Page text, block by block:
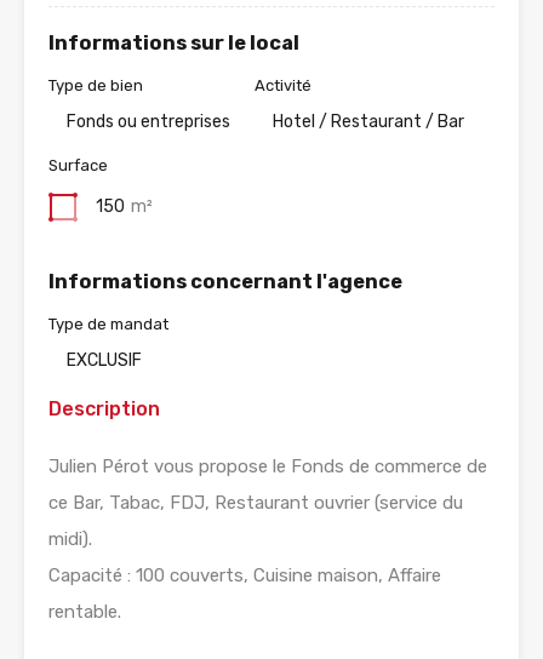
Informations sur le local
Type de bien
Fonds ou entreprises
Activité
Hotel / Restaurant / Bar
Surface
150 m²
Informations concernant l'agence
Type de mandat
EXCLUSIF
Description
Julien Pérot vous propose le Fonds de commerce de
ce Bar, Tabac, FDJ, Restaurant ouvrier (service du
midi).
Capacité : 100 couverts, Cuisine maison, Affaire
rentable.